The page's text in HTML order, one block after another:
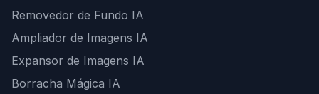
Removedor de Fundo IA
Ampliador de Imagens IA
Expansor de Imagens IA
Borracha Mágica IA